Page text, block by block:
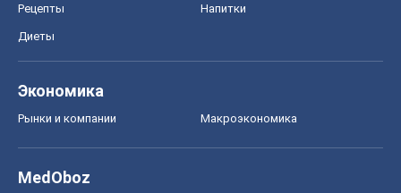
Рецепты Напитки
Диеты
Экономика
Рынки и компании Mакроэкономика
MedOboz